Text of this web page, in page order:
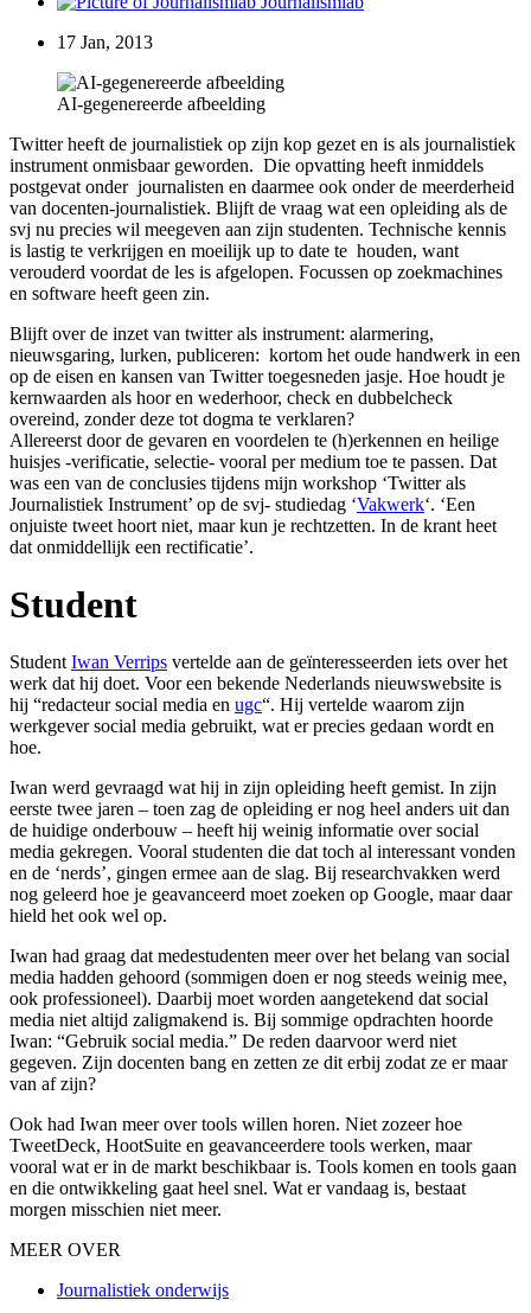
17 Jan, 2013
AI-gegenereerde afbeelding
Twitter heeft de journalistiek op zijn kop gezet en is als journalistiek
instrument onmisbaar geworden. Die opvatting heeft inmiddels
postgevat onder journalisten en daarmee ook onder de meerderheid
van docenten-journalistiek. Blijft de vraag wat een opleiding als de
svj nu precies wil meegeven aan zijn studenten. Technische kennis
is lastig te verkrijgen en moeilijk up to date te houden, want
verouderd voordat de les is afgelopen. Focussen op zoekmachines
en software heeft geen zin.
Blijft over de inzet van twitter als instrument: alarmering,
nieuwsgaring, lurken, publiceren: kortom het oude handwerk in een
op de eisen en kansen van Twitter toegesneden jasje. Hoe houdt je
kernwaarden als hoor en wederhoor, check en dubbelcheck
overeind, zonder deze tot dogma te verklaren?
Allereerst door de gevaren en voordelen te (h)erkennen en heilige
huisjes -verificatie, selectie- vooral per medium toe te passen. Dat
was een van de conclusies tijdens mijn workshop ‘Twitter als
Journalistiek Instrument’ op de svj- studiedag ‘Vakwerk‘. ‘Een
onjuiste tweet hoort niet, maar kun je rechtzetten. In de krant heet
dat onmiddellijk een rectificatie’.
Student
StudentIwan Verrips vertelde aan de geïnteresseerden iets over het
werk dat hij doet. Voor een bekende Nederlands nieuwswebsite is
hij “redacteur social media en ugc“. Hij vertelde waarom zijn
werkgever social media gebruikt, wat er precies gedaan wordt en
hoe.
Iwan werd gevraagd wat hij in zijn opleiding heeft gemist. In zijn
eerste twee jaren – toen zag de opleiding er nog heel anders uit dan
de huidige onderbouw – heeft hij weinig informatie over social
media gekregen. Vooral studenten die dat toch al interessant vonden
en de ‘nerds’, gingen ermee aan de slag. Bij researchvakken werd
nog geleerd hoe je geavanceerd moet zoeken op Google, maar daar
hield het ook wel op.
Iwan had graag dat medestudenten meer over het belang van social
media hadden gehoord (sommigen doen er nog steeds weinig mee,
ook professioneel). Daarbij moet worden aangetekend dat social
media niet altijd zaligmakend is. Bij sommige opdrachten hoorde
Iwan: “Gebruik social media.” De reden daarvoor werd niet
gegeven. Zijn docenten bang en zetten ze dit erbij zodat ze er maar
van af zijn?
Ook had Iwan meer over tools willen horen. Niet zozeer hoe
TweetDeck, HootSuite en geavanceerdere tools werken, maar
vooral wat er in de markt beschikbaar is. Tools komen en tools gaan
en die ontwikkeling gaat heel snel. Wat er vandaag is, bestaat
morgen misschien niet meer.
MEER OVER
Journalistiek onderwijs